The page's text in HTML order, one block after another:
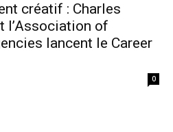
créatif : Charles
l’Association of
lancent le Career
0